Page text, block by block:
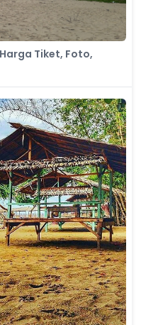
Tiket, Foto,